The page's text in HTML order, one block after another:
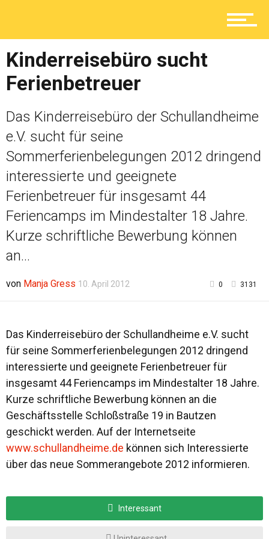
Service
Kolumne
Shop
Kinderreisebüro sucht
Ferienbetreuer
Das Kinderreisebüro der Schullandheime
e.V. sucht für seine
Sommerferienbelegungen 2012 dringend
interessierte und geeignete
Ferienbetreuer für insgesamt 44
Feriencamps im Mindestalter 18 Jahre.
Kurze schriftliche Bewerbung können
an...
von Manja Gress 10. April 2012 0 3131
Das Kinderreisebüro der Schullandheime e.V. sucht
für seine Sommerferienbelegungen 2012 dringend
interessierte und geeignete Ferienbetreuer für
insgesamt 44 Feriencamps im Mindestalter 18 Jahre.
Kurze schriftliche Bewerbung können an die
Geschäftsstelle Schloßstraße 19 in Bautzen
geschickt werden. Auf der Internetseite
www.schullandheime.de können sich Interessierte
über das neue Sommerangebote 2012 informieren.
Interessant